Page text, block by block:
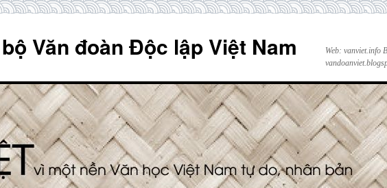
Văn đoàn Độc lập Việt Nam
Web: vanviet.info